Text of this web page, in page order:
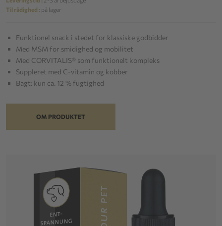
Til rådighed : på lager
Funktionel snack i stedet for klassiske godbidder
Med MSM for smidighed og mobilitet
Med CORVITALIS® som funktionelt kompleks
Suppleret med C-vitamin og kobber
Bagt: kun ca. 12 % fugtighed
OM PRODUKTET